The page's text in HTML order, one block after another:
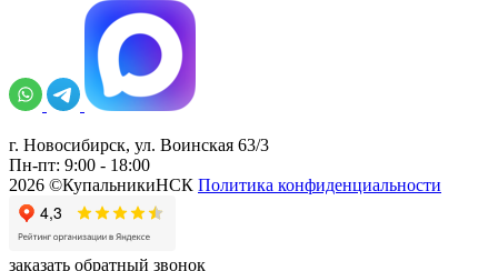
г. Новосибирск, ул. Воинская 63/3
Пн-пт: 9:00 - 18:00
2026 ©КупальникиНСК Политика конфиденциальности
заказать обратный звонок